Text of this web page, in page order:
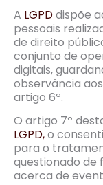
A LGPDdispõe
pessoais
de direito
conjunto de
digitais,
observância
artigo 6º.
O artigo 7º
LGPD,o
para o
questionado de
acerca de